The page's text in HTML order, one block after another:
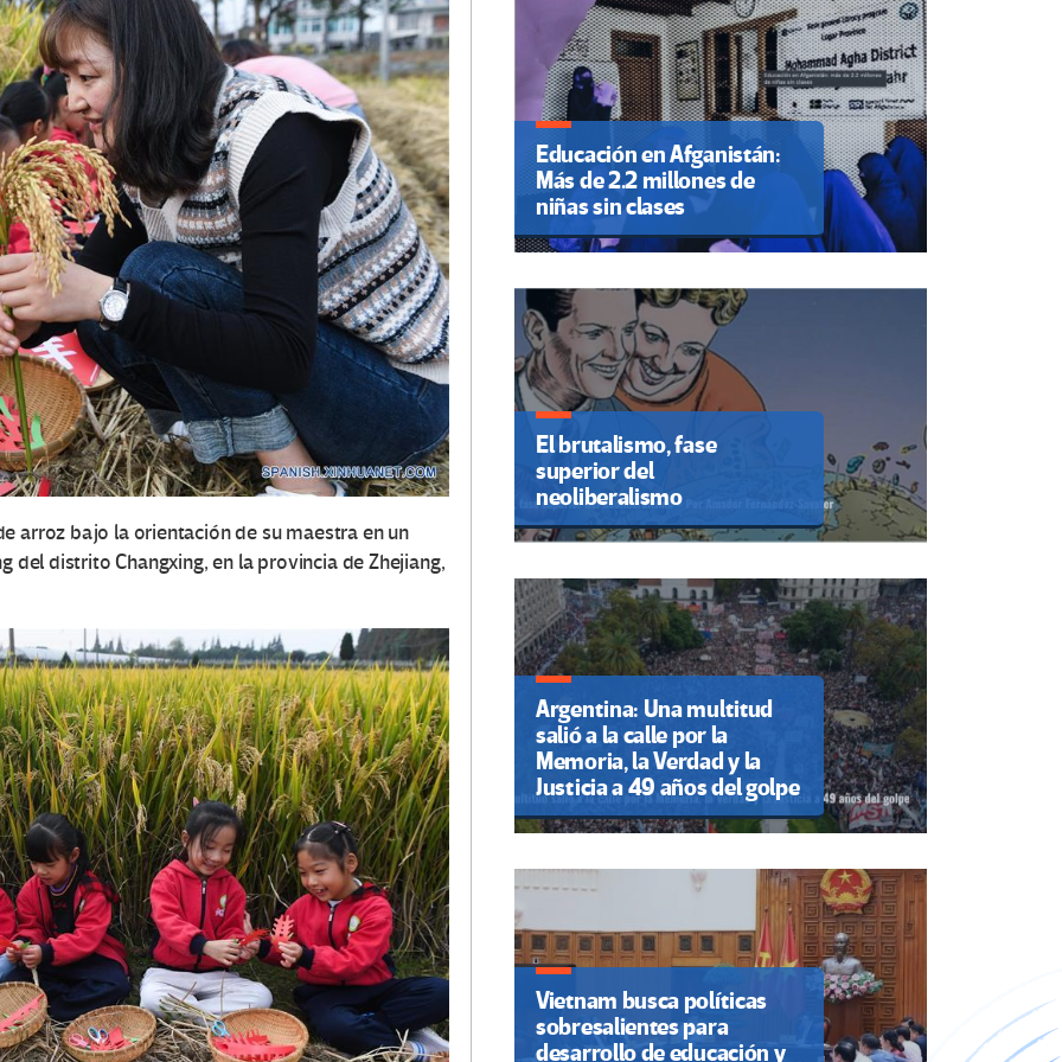
arroz bajo la orientación de su maestra en un
del distrito Changxing, en la provincia de Zhejiang,
Educación en Afganistán:
Más de 2.2 millones de
niñas sin clases
El brutalismo, fase
superior del
neoliberalismo
Argentina: Una multitud
salió a la calle por la
Memoria, la Verdad y la
Justicia a 49 años del golpe
Vietnam busca políticas
sobresalientes para
desarrollo de educación y